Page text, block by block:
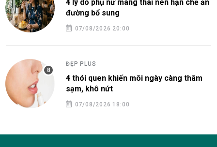
4 lý do phụ nữ mang thai nên hạn chế ăn
đường bổ sung
07/08/2026 20:00
ĐẸP PLUS
4 thói quen khiến môi ngày càng thâm
sạm, khô nứt
07/08/2026 18:00